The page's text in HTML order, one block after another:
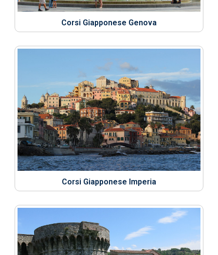
Corsi Giapponese Genova
Corsi Giapponese Imperia